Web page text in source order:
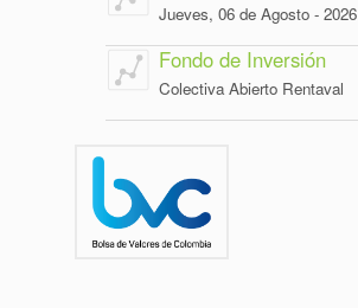
Jueves, 06 de Agosto - 2026
Fondo de Inversión
Colectiva Abierto Rentaval